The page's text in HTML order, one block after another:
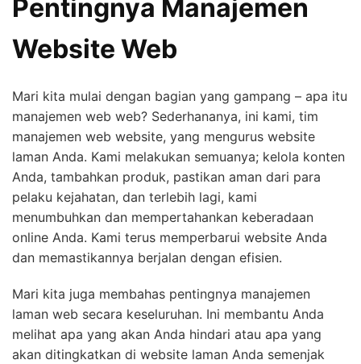
Pentingnya Manajemen
Website Web
Mari kita mulai dengan bagian yang gampang – apa itu
manajemen web web? Sederhananya, ini kami, tim
manajemen web website, yang mengurus website
laman Anda. Kami melakukan semuanya; kelola konten
Anda, tambahkan produk, pastikan aman dari para
pelaku kejahatan, dan terlebih lagi, kami
menumbuhkan dan mempertahankan keberadaan
online Anda. Kami terus memperbarui website Anda
dan memastikannya berjalan dengan efisien.
Mari kita juga membahas pentingnya manajemen
laman web secara keseluruhan. Ini membantu Anda
melihat apa yang akan Anda hindari atau apa yang
akan ditingkatkan di website laman Anda semenjak